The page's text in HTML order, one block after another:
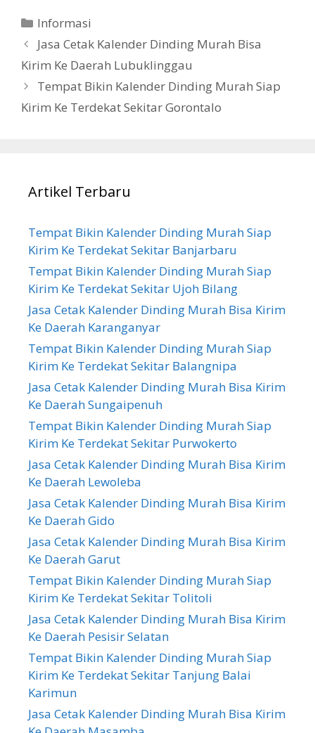
Categories
Informasi
Jasa Cetak Kalender Dinding Murah Bisa
Kirim Ke Daerah Lubuklinggau
Tempat Bikin Kalender Dinding Murah Siap
Kirim Ke Terdekat Sekitar Gorontalo
Artikel Terbaru
Tempat Bikin Kalender Dinding Murah Siap
Kirim Ke Terdekat Sekitar Banjarbaru
Tempat Bikin Kalender Dinding Murah Siap
Kirim Ke Terdekat Sekitar Ujoh Bilang
Jasa Cetak Kalender Dinding Murah Bisa Kirim
Ke Daerah Karanganyar
Tempat Bikin Kalender Dinding Murah Siap
Kirim Ke Terdekat Sekitar Balangnipa
Jasa Cetak Kalender Dinding Murah Bisa Kirim
Ke Daerah Sungaipenuh
Tempat Bikin Kalender Dinding Murah Siap
Kirim Ke Terdekat Sekitar Purwokerto
Jasa Cetak Kalender Dinding Murah Bisa Kirim
Ke Daerah Lewoleba
Jasa Cetak Kalender Dinding Murah Bisa Kirim
Ke Daerah Gido
Jasa Cetak Kalender Dinding Murah Bisa Kirim
Ke Daerah Garut
Tempat Bikin Kalender Dinding Murah Siap
Kirim Ke Terdekat Sekitar Tolitoli
Jasa Cetak Kalender Dinding Murah Bisa Kirim
Ke Daerah Pesisir Selatan
Tempat Bikin Kalender Dinding Murah Siap
Kirim Ke Terdekat Sekitar Tanjung Balai
Karimun
Jasa Cetak Kalender Dinding Murah Bisa Kirim